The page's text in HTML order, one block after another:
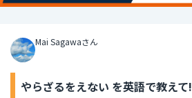
Mai Sagawaさん
やらざるをえない を英語で教えて!